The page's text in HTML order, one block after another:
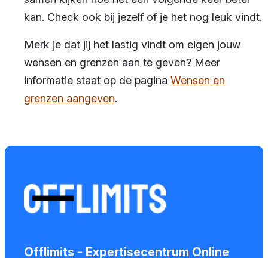
kan. Check ook bij jezelf of je het nog leuk vindt.
Merk je dat jij het lastig vindt om eigen jouw
wensen en grenzen aan te geven? Meer
informatie staat op de pagina Wensen en
grenzen aangeven.
Offlimits - Expertisecentrum Online